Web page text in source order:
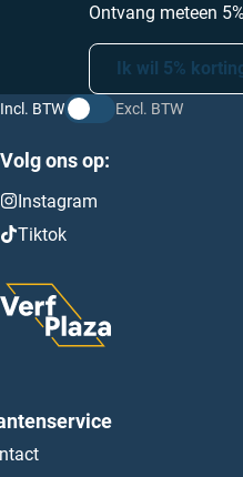
Ontvang meteen
Ik wil 5%
Incl. BTW Excl. BTW
Volg ons op:
Instagram
Tiktok